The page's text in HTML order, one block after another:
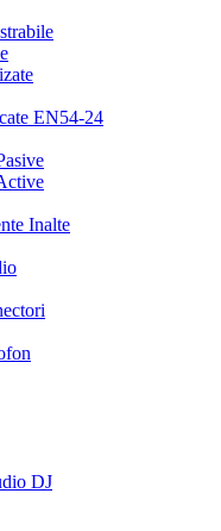
EN54-24
Inalte
DJ